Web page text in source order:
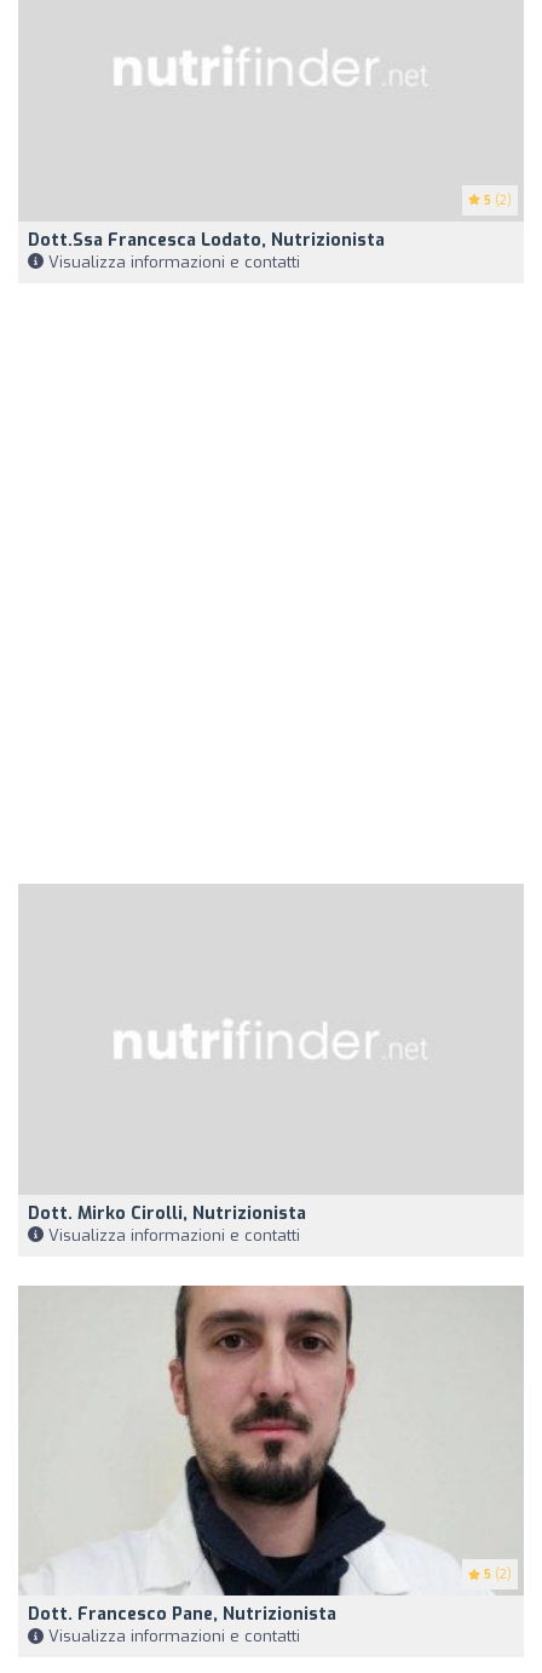
5 (2)
Dott.ssa Francesca Lodato, Nutrizionista
Visualizza informazioni e contatti
Dott. Mirko Cirolli, Nutrizionista
Visualizza informazioni e contatti
5 (2)
Dott. Francesco Pane, Nutrizionista
Visualizza informazioni e contatti